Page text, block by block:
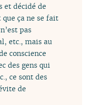
et décidé de
ça ne se fait
pas
etc., mais au
conscience
des gens qui
ce sont des
de